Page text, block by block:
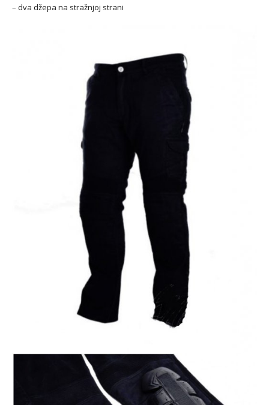
– dva džepa na stražnjoj strani